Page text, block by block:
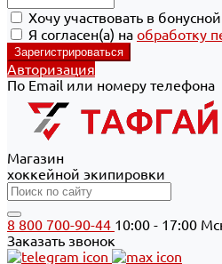
Хочу участвовать в
Я согласен(а) на обработку
Авторизация
По Email или номеру телефона
Магазин
хоккейной экипировки
8 800 700-90-44 10:00 - 17:00
Заказать звонок